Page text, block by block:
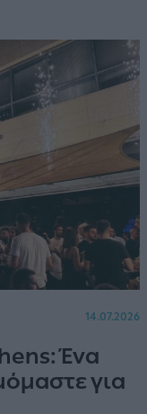
14.07.2026
Ένα
για